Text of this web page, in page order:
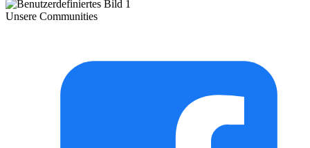
Unsere Communities